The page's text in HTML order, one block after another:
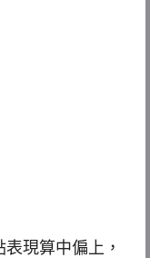
現算中偏上，